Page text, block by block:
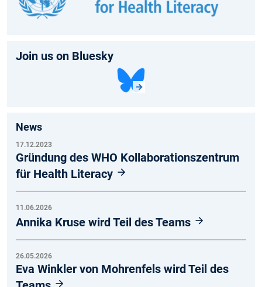
Join us on Bluesky
News
17.12.2023
Gründung des WHO Kollaborationszentrum
für Health Literacy
11.06.2026
Annika Kruse wird Teil des Teams
26.05.2026
Eva Winkler von Mohrenfels wird Teil des